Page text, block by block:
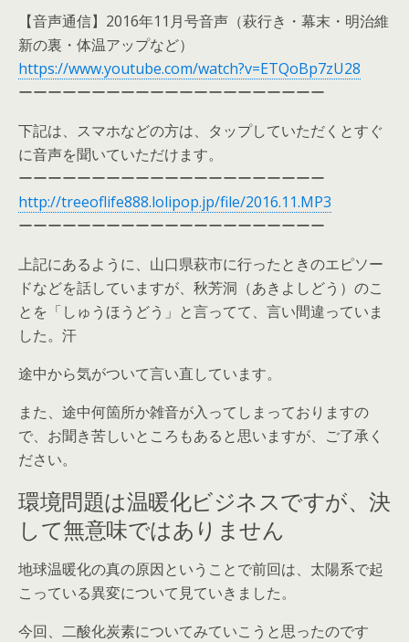
【音声通信】2016年11月号音声（萩行き・幕末・明治維
新の裏・体温アップなど）
https://www.youtube.com/watch?v=ETQoBp7zU28
ーーーーーーーーーーーーーーーーーーーーー
下記は、スマホなどの方は、タップしていただくとすぐ
に音声を聞いていただけます。
ーーーーーーーーーーーーーーーーーーーーー
http://treeoflife888.lolipop.jp/file/2016.11.MP3
ーーーーーーーーーーーーーーーーーーーーー
上記にあるように、山口県萩市に行ったときのエピソー
ドなどを話していますが、秋芳洞（あきよしどう）のこ
とを「しゅうほうどう」と言ってて、言い間違っていま
した。汗
途中から気がついて言い直しています。
また、途中何箇所か雑音が入ってしまっておりますの
で、お聞き苦しいところもあると思いますが、ご了承く
ださい。
環境問題は温暖化ビジネスですが、決
して無意味ではありません
地球温暖化の真の原因ということで前回は、太陽系で起
こっている異変について見ていきました。
今回、二酸化炭素についてみていこうと思ったのです